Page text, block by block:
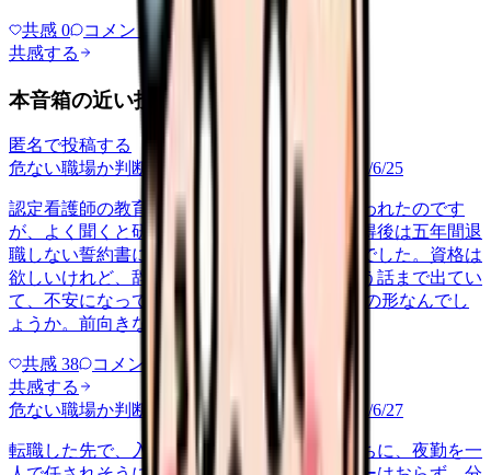
共感 0 コメント
共感する
本音箱の近い投稿
匿名で投稿する
危ない職場か判断してほしい
career-growth 2026/6/25
認定看護師の教育課程に行かせると上司に言われたのです
が、よく聞くと研修費は全額自己負担で、取得後は五年間退
職しない誓約書にサインしろという条件付きでした。資格は
欲しいけれど、辞めたら費用を全額返せという話まで出てい
て、不安になっています。 これは普通の支援の形なんでし
ょうか。前向きな話のはずが、縛…
共感 38 コメント
共感する
危ない職場か判断してほしいcareer-growth 2026/6/27
転職した先で、入職して二ヶ月も経たないうちに、夜勤を一